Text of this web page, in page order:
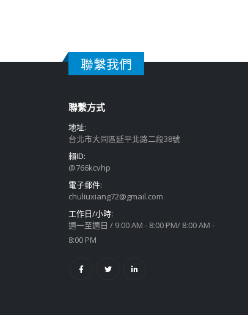
聯繫我們
聯繫方式
地址:
台北市大同區延平北路二段38號
賴ID:
@766kcvhp
電子郵件:
chuliuxiang72@gmail.com
工作日/小時:
週一至週日 / 9:00 AM - 8:00 PM/ 8:00 AM -
8:00 PM